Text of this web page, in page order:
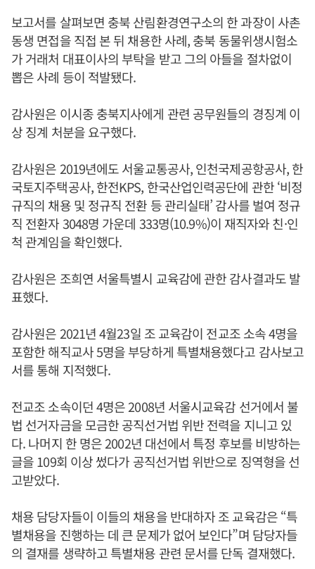
보고서를 살펴보면 충북 산림환경연구소의 한 과장이 사촌
동생 면접을 직접 본 뒤 채용한 사례, 충북 동물위생시험소
가 거래처 대표이사의 부탁을 받고 그의 아들을 절차없이
뽑은 사례 등이 적발됐다.
감사원은 이시종 충북지사에게 관련 공무원들의 경징계 이
상 징계 처분을 요구했다.
감사원은 2019년에도 서울교통공사, 인천국제공항공사, 한
국토지주택공사, 한전KPS, 한국산업인력공단에 관한 ‘비정
규직의 채용 및 정규직 전환 등 관리실태’ 감사를 벌여 정규
직 전환자 3048명 가운데 333명(10.9%)이 재직자와 친·인
척 관계임을 확인했다.
감사원은 조희연 서울특별시 교육감에 관한 감사결과도 발
표했다.
감사원은 2021년 4월23일 조 교육감이 전교조 소속 4명을
포함한 해직교사 5명을 부당하게 특별채용했다고 감사보고
서를 통해 지적했다.
전교조 소속이던 4명은 2008년 서울시교육감 선거에서 불
법 선거자금을 모금한 공직선거법 위반 전력을 지니고 있
다. 나머지 한 명은 2002년 대선에서 특정 후보를 비방하는
글을 109회 이상 썼다가 공직선거법 위반으로 징역형을 선
고받았다.
채용 담당자들이 이들의 채용을 반대하자 조 교육감은 “특
별채용을 진행하는 데 큰 문제가 없어 보인다”며 담당자들
의 결재를 생략하고 특별채용 관련 문서를 단독 결재했다.